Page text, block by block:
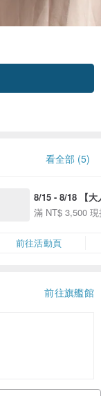
看全部 (5)
8/15 - 8/18 【大
季】滿
50
滿 NT$ 3,500
前往活動頁
前往旗艦館